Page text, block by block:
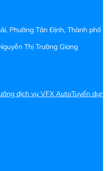
Phường Tân Định, Thành phố
Thị Trường Giang
dịch vụ VFX AutoTuyển